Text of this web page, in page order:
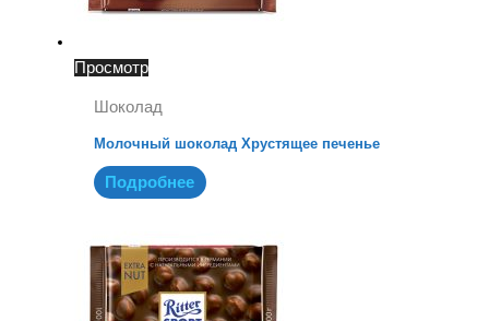
Просмотр
Шоколад
Молочный шоколад Хрустящее печенье
Подробнее